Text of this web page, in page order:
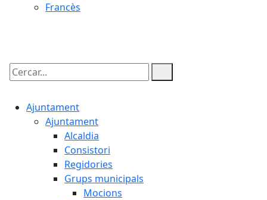
Francès
Cercar:
Ajuntament
Ajuntament
Alcaldia
Consistori
Regidories
Grups municipals
Mocions